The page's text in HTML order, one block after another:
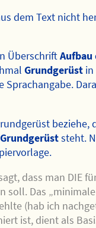
dem Text nicht
ÜberschriftAufbau
Grundgerüst
Sprachangabe.
beziehe,
Grundgerüststeht.
dass man DIE
soll. Das
(hab ich
ist, dient als